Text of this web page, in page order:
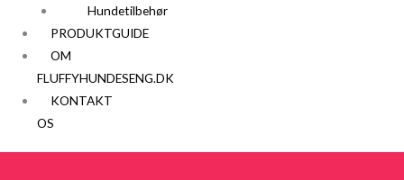
Hundetilbehør
PRODUKTGUIDE
OM
FLUFFYHUNDESENG.DK
KONTAKT
OS